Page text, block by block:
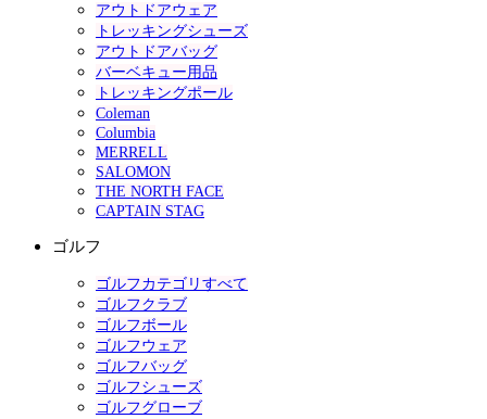
アウトドアウェア
トレッキングシューズ
アウトドアバッグ
バーベキュー用品
トレッキングポール
Coleman
Columbia
MERRELL
SALOMON
THE NORTH FACE
CAPTAIN STAG
ゴルフ
ゴルフカテゴリすべて
ゴルフクラブ
ゴルフボール
ゴルフウェア
ゴルフバッグ
ゴルフシューズ
ゴルフグローブ